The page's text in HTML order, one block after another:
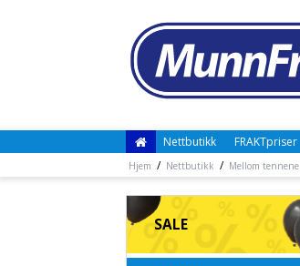
Nettbutikk FRAKTpriser
Hjem / Nettbutikk / Mellom tennene
SALE